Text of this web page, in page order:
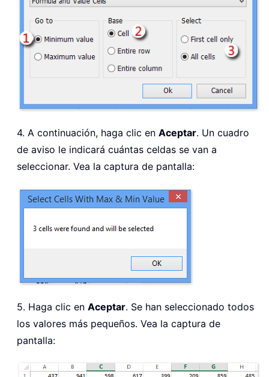
4. A continuación, haga clic en Aceptar. Un cuadro
de aviso le indicará cuántas celdas se van a
seleccionar. Vea la captura de pantalla:
5. Haga clic en Aceptar. Se han seleccionado todos
los valores más pequeños. Vea la captura de
pantalla: